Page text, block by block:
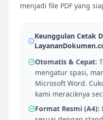
menjadi file PDF yang
Keunggulan Cetak
Otomatis & Cepat:
mengatur spasi,
Microsoft Word.
kami meraciknya
Format Resmi (A4):